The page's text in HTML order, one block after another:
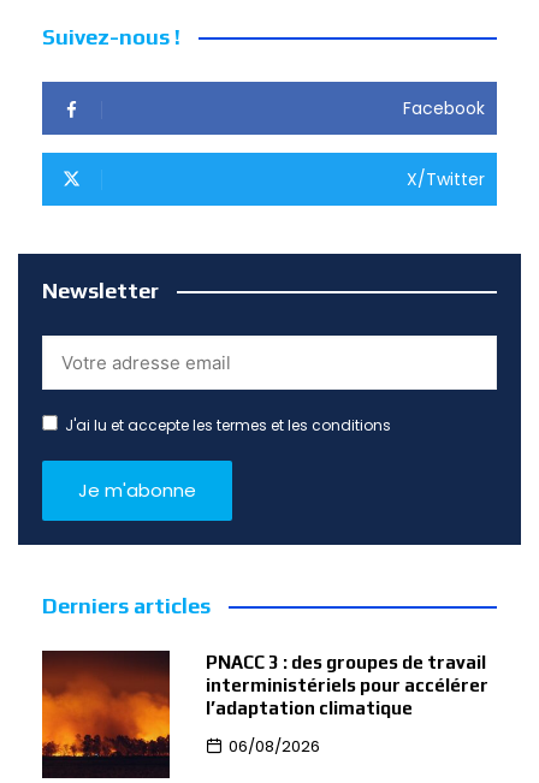
Suivez-nous !
Facebook
X/Twitter
Newsletter
J'ai lu et accepte les termes et les conditions
Derniers articles
PNACC 3 : des groupes de travail
interministériels pour accélérer
l’adaptation climatique
06/08/2026